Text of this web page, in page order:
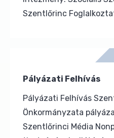
Szentlőrinc
Pályázati Felhívás
Pályázati Felhívás
Önkormányzata
Szentlőrinci Média